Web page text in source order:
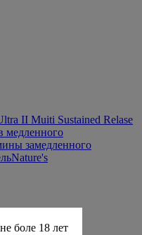
II Muiti Sustained Relase
медленного
замедленного
Nature's
боле 18 лет